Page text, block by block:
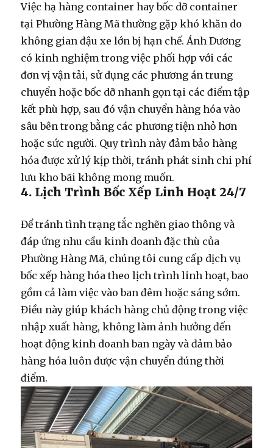
Việchạ hàng container haybốc dỡ container
tại Phường Hàng Mã thường gặp khó khăn do
không gian đậu xe lớn bị hạn chế. Ánh Dương
có kinh nghiệm trong việc phối hợp với các
đơn vị vận tải, sử dụng các phương án trung
chuyển hoặc bốc dỡ nhanh gọn tại các điểm tập
kết phù hợp, sau đó vận chuyển hàng hóa vào
sâu bên trong bằng các phương tiện nhỏ hơn
hoặc sức người. Quy trình này đảm bảo hàng
hóa được xử lý kịp thời, tránh phát sinh chi phí
lưu kho bãi không mong muốn.
4. Lịch Trình Bốc Xếp Linh Hoạt 24/7
Để tránh tình trạng tắc nghẽn giao thông và
đáp ứng nhu cầu kinh doanh đặc thù của
Phường Hàng Mã, chúng tôi cung cấp dịch vụ
bốc xếp hàng hóa theo lịch trình linh hoạt, bao
gồm cả làm việc vào ban đêm hoặc sáng sớm.
Điều này giúp khách hàng chủ động trong việc
nhập xuất hàng, không làm ảnh hưởng đến
hoạt động kinh doanh ban ngày và đảm bảo
hàng hóa luôn được vận chuyển đúng thời
điểm.